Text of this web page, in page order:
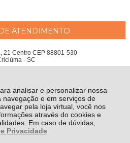
analisar e personalizar nossa
navegação e em serviços de
pela loja virtual, você nos
através do cookies e
Em caso de dúvidas,
Privacidade
ATENDIMENTO
21 Centro CEP 88801-530 -
- SC
Fátima Criança -